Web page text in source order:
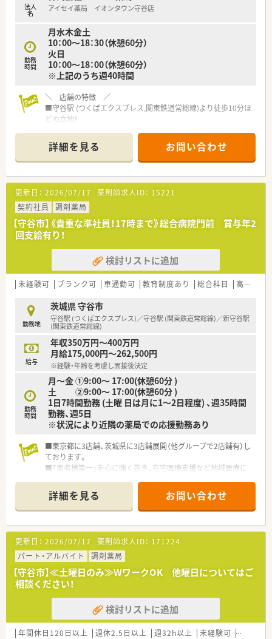
法人
名 アイセイ薬局 イオンタウン守谷店
勤務
時間
月水木金土
10：00～18：30（休憩60分）
火日
10：00～18：00（休憩60分）
※上記のうち週40時間
＼ 店舗の特徴 ／
■守谷駅 (つくばエクスプレス,関東鉄道常総線)より徒歩10分ほ
どの立地！
休憩や勤務後のお買い物にも大変便利な環境です！
＼ 企業の特徴 ／
■関東圏を中心に、全国380店舗近く展開している会社です。
■クリニック門前6割、医療モール3割、病院門前1割になりま
す。
■30年以上前から医療モール事業を手がけており今では、
医療モールは153店舗と業界トップクラス店舗数を誇る医療
モール開発のパイオニア企業です！
■新規医療モールの自社開発や出店を毎年続けており、着実に店
舗数を伸ばしています。
M&Aだけではなく自社開発を積極的に進めることで、安定し
た店舗展開を実現しています。
■社長が薬剤師であり育休も取得しており、女性が長く働き続け
■取締役の半分が薬剤師！現場への理解が深い経営陣なので、働
きやすい環境作りをしています
＼ こんな労働環境です ／
■定着率91％以上！長く働ける環境です！
■残業も全社平均11時間程と労働時間も少なめです。
■プライベート充実！所定労働時間、161時間（法定173.3時間）
と、法定を下回る水準です。
■年間休日123日！有給休暇約85%消化（薬事スタッフ）プライベ
ートとメリハリつけやすい環境を整えています
■育休復帰率95％！時短勤務者170名以上、お子様が小学生入学
まで利用できます（入社時から時短勤務は不可となります）
非常に働きやすい社風です。
■電子薬歴は全店舗で導入。
自動監査システムや自動混注器などの最新技術を店舗へ順次
導入しています。
■お薬代サポート・Eラーニング・会員制福利厚生サービス・サー
クル活動など、福利厚生充実
■全国転勤・エリア勤務・転居なしの勤務とコースが選択できま
す
＼ 研修制度について ／
■研修認定薬剤師資格・保有者95%以上！研修制度も勉強時間の
確保もできる環境です
■経験の浅い方は研修も可能。ビジネスマナー・接客・電話応対
などの基礎研修薬学・調剤報酬といった薬剤師の基礎研修。
実機によるレセコン処方入力と電子薬歴入力実習、研修センタ
ー内にある本格的な模擬薬局での実践演習、
実際の患者さまを想定したロールプレイイングなど研修のノ
ウハウがそろっております。
詳細を見る お問い合わせ
更新日： 2026/07/17 薬剤師求人ID： 15221
契約社員
調剤薬局
【守谷市】《貴重な準社員！17時まで》総合病院門前 賞与年2
回支給有り！
検討リストに追加
未経験可 ブランク可 車通勤可 教育制度あり 総合科目 高収入
勤務地
茨城県 守谷市
守谷駅 (つくばエクスプレス)／守谷駅 (関東鉄道常総線)／新守谷駅
(関東鉄道常総線)
給与
年収350万円～400万円
月給175,000円～262,500円
※経験・年齢を考慮し面接後決定
勤務
時間
月～金 ①9:00～ 17:00(休憩60分 )
土 ②9:00～ 17:00(休憩60分 )
1日7時間勤務 (土曜 日は月に1～2日程度) 、週35時間
勤務、週5日
※状況により近隣の薬局での応援勤務あり
■東京都に3店舗、茨城県に3店舗展開（他グループで2店舗有）し
ております。
■「患者様第一」を心に強く抱き、在宅医療支援など地域医療に
■ピッキング監査システム「ミスゼロ子」を全店舗で導入済みで
す。
弊社は患者様の安心・安全のため、調剤過誤ゼロを目指してい
ます。
■ドライブスルー調剤等現状に満足することなく社会の変化に
対応し新たな挑戦をしています。
■薬局内は整頓されており清潔感のある綺麗な店舗です。
■社員の働き方を見直し、特に女性社員が継続就業が出来るよ
う、行動計画を策定しています。
①半日有給休暇制度の周知を図り、自身・体調の体調不良時に
利用できる環境づくり
②妊娠中＆産育休復帰後の女性社員の為の相談窓口を設置し、
相談しやすい環境づくり
③年次有給休暇の取得日数を1人あたり平均年間8日以上とし
詳細を見る お問い合わせ
更新日： 2026/07/17 薬剤師求人ID： 171224
パート・アルバイト
調剤薬局
【守谷市】≪土曜日のみ≫WワークOK 他曜日についてはご
相談ください！
検討リストに追加
年間休日120日以上 週休2.5日以上 週32h以上 未経験可 ブランク